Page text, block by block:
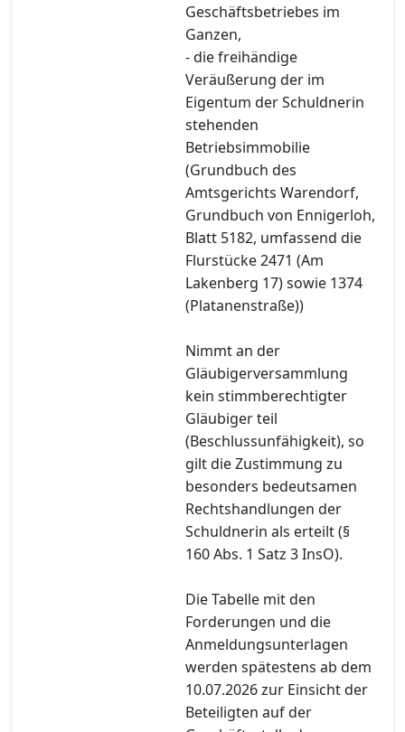
Geschäftsbetriebes im
Ganzen,
- die freihändige
Veräußerung der im
Eigentum der Schuldnerin
stehenden
Betriebsimmobilie
(Grundbuch des
Amtsgerichts Warendorf,
Grundbuch von Ennigerloh,
Blatt 5182, umfassend die
Flurstücke 2471 (Am
Lakenberg 17) sowie 1374
(Platanenstraße))
Nimmt an der
Gläubigerversammlung
kein stimmberechtigter
Gläubiger teil
(Beschlussunfähigkeit), so
gilt die Zustimmung zu
besonders bedeutsamen
Rechtshandlungen der
Schuldnerin als erteilt (§
160 Abs. 1 Satz 3 InsO).
Die Tabelle mit den
Forderungen und die
Anmeldungsunterlagen
werden spätestens ab dem
10.07.2026 zur Einsicht der
Beteiligten auf der